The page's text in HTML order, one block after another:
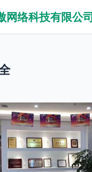
网络科技有限公司